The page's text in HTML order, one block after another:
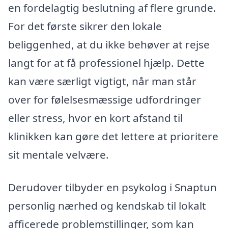
en fordelagtig beslutning af flere grunde.
For det første sikrer den lokale
beliggenhed, at du ikke behøver at rejse
langt for at få professionel hjælp. Dette
kan være særligt vigtigt, når man står
over for følelsesmæssige udfordringer
eller stress, hvor en kort afstand til
klinikken kan gøre det lettere at prioritere
sit mentale velvære.
Derudover tilbyder en psykolog i Snaptun
personlig nærhed og kendskab til lokalt
afficerede problemstillinger, som kan